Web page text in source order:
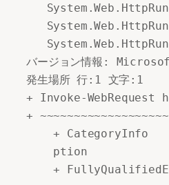
バージョン情報:
発生場所 行:1 文字:1
+ Invoke-
+
+ CategoryInfo
    ption